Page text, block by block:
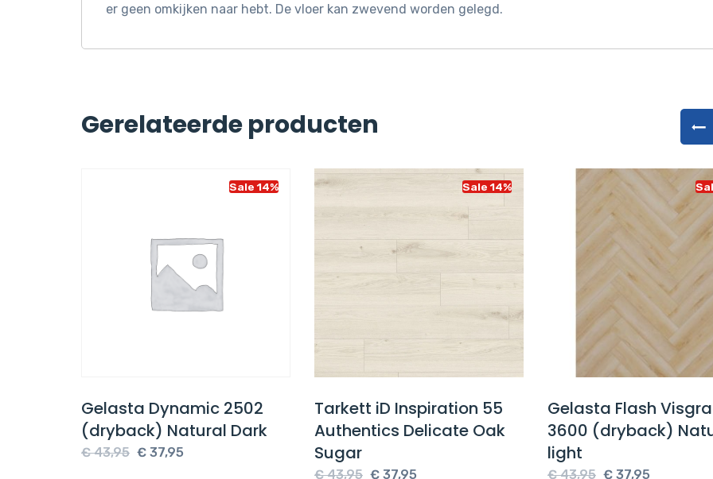
er geen omkijken naar hebt. De vloer kan zwevend worden gelegd.
Gerelateerde producten
Sale 14%
Gelasta Dynamic 2502
(dryback) Natural Dark
€43,95 Oorspronkelijke
€ 37,95
Sale 14%
Tarkett iD Inspiration 55
Authentics Delicate Oak
Sugar
€43,95 Oorspronkelijke
€ 37,95
Gelasta Flash
3600 (dryback)
light
€43,95 Oorspronkelijke
€ 37,95